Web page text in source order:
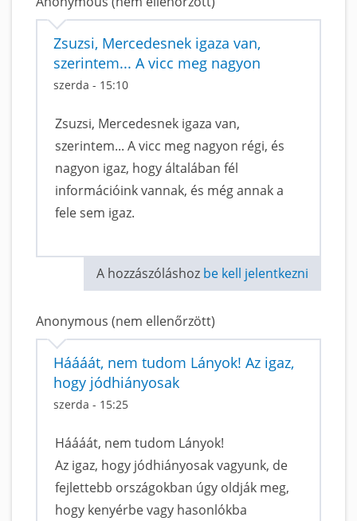
Zsuzsi, Mercedesnek igaza van,
szerintem... A vicc meg nagyon
szerda - 15:10
Zsuzsi, Mercedesnek igaza van,
szerintem... A vicc meg nagyon régi, és
nagyon igaz, hogy általában fél
információink vannak, és még annak a
fele sem igaz.
A hozzászóláshoz be kell jelentkezni
Anonymous (nem ellenőrzött)
Háááát, nem tudom Lányok! Az igaz,
hogy jódhiányosak
szerda - 15:25
Háááát, nem tudom Lányok!
Az igaz, hogy jódhiányosak vagyunk, de
fejlettebb országokban úgy oldják meg,
hogy kenyérbe vagy hasonlókba